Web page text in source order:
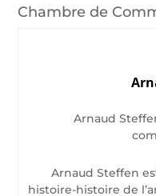
Chambre de
Arnaud
Arnaud Steffen
histoire-histoire de